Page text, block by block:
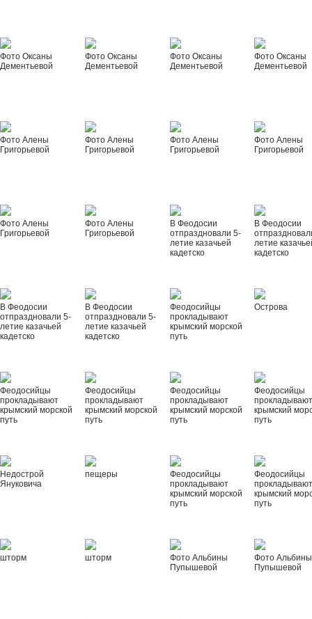
Фото Оксаны
Дементьевой
Фото Оксаны
Дементьевой
Фото Оксаны
Дементьевой
Фото Оксаны
Дементьевой
Фото Алены
Григорьевой
Фото Алены
Григорьевой
Фото Алены
Григорьевой
Фото Алены
Григорьевой
Фото Алены
Григорьевой
Фото Алены
Григорьевой
В Феодосии
отпраздновали 5-
летие казачьей
кадетско
В Феодосии
летие
кадетско
В Феодосии
отпраздновали 5-
летие казачьей
кадетско
В Феодосии
отпраздновали 5-
летие казачьей
кадетско
Феодосийцы
прокладывают
крымский морской
путь
Острова
Феодосийцы
прокладывают
крымский морской
путь
Феодосийцы
прокладывают
крымский морской
путь
Феодосийцы
прокладывают
крымский морской
путь
Феодосийцы
крымский
путь
Недострой
Януковича
пещеры
Феодосийцы
прокладывают
крымский морской
путь
Феодосийцы
крымский
путь
шторм шторм
Фото Альбины
Пупышевой
Фото Альбины
Пупышевой